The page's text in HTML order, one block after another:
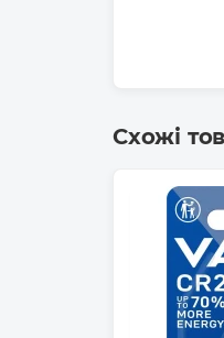
Схожі